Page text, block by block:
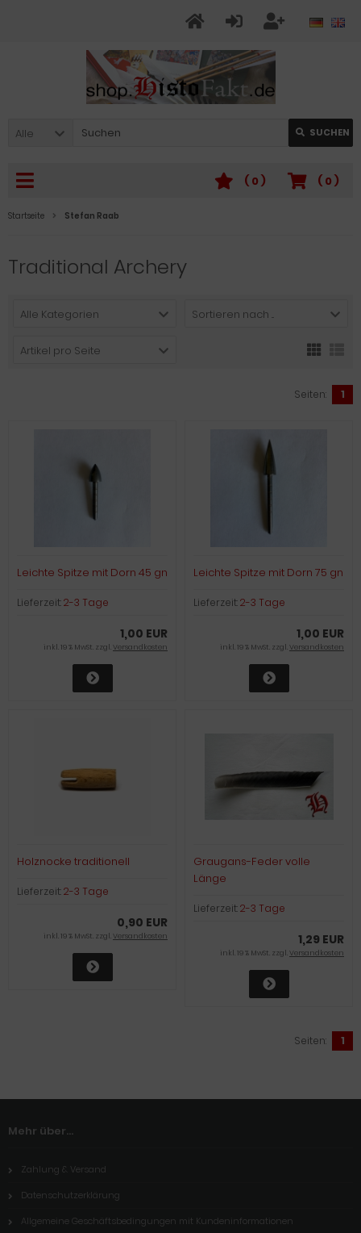
Alle SUCHEN
( 0 )
( 0 )
Startseite Stefan Raab
Traditional Archery
Alle Kategorien Sortieren nach ...
Artikel pro Seite
Seiten: 1
Leichte Spitze mit Dorn 45 gn
Lieferzeit:2-3 Tage
1,00 EUR
inkl. 19 % MwSt. zzgl.Versandkosten
Leichte Spitze mit Dorn 75 gn
Lieferzeit:2-3 Tage
1,00 EUR
inkl. 19 % MwSt. zzgl.Versandkosten
Holznocke traditionell
Lieferzeit:2-3 Tage
0,90 EUR
inkl. 19 % MwSt. zzgl.Versandkosten
Graugans-Feder volle
Länge
Lieferzeit:2-3 Tage
1,29 EUR
inkl. 19 % MwSt. zzgl.Versandkosten
Seiten: 1
Mehr über...
Zahlung & Versand
Datenschutzerklärung
Allgemeine Geschäftsbedingungen mit Kundeninformationen